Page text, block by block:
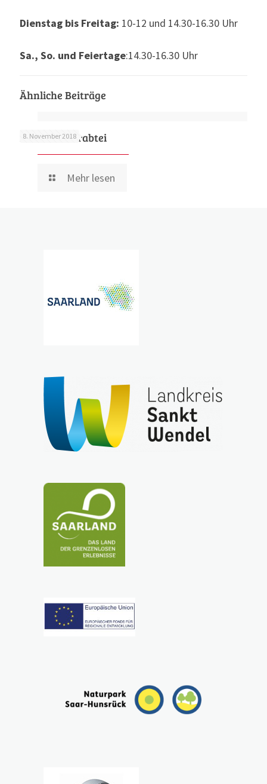
Dienstag bis Freitag: 10-12 und 14.30-16.30 Uhr
Sa., So. und Feiertage:14.30-16.30 Uhr
Ähnliche Beiträge
8. November 2018
Benediktinerabtei
Mehr lesen